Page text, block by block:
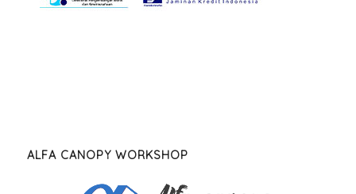
ALFA CANOPY WORKSHOP